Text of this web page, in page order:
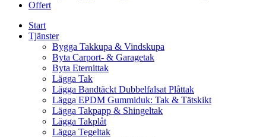
Offert
Start
Tjänster
Bygga Takkupa & Vindskupa
Byta Carport- & Garagetak
Byta Eternittak
Lägga Tak
Lägga Bandtäckt Dubbelfalsat Plåttak
Lägga EPDM Gummiduk: Tak & Tätskikt
Lägga Takpapp & Shingeltak
Lägga Takplåt
Lägga Tegeltak